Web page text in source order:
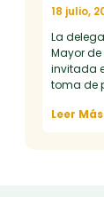
18 julio,
La
Mayor
invitada
toma de
Leer Más